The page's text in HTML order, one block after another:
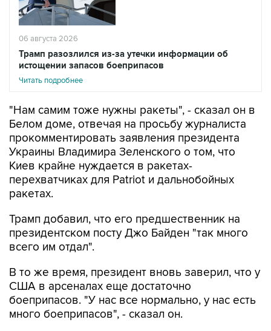
06 августа 2026
Трамп разозлился из-за утечки информации об
истощении запасов боеприпасов
Читать подробнее
"Нам самим тоже нужны ракеты", - сказал он в
Белом доме, отвечая на просьбу журналиста
прокомментировать заявления президента
Украины Владимира Зеленского о том, что
Киев крайне нуждается в ракетах-
перехватчиках для Patriot и дальнобойных
ракетах.
Трамп добавил, что его предшественник на
президентском посту Джо Байден "так много
всего им отдал".
В то же время, президент вновь заверил, что у
США в арсеналах еще достаточно
боеприпасов. "У нас все нормально, у нас есть
много боеприпасов", - сказал он.